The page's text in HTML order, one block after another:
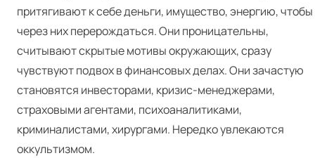
притягивают к себе деньги, имущество, энергию, чтобы
через них перерождаться. Они проницательны,
считывают скрытые мотивы окружающих, сразу
чувствуют подвох в финансовых делах. Они зачастую
становятся инвесторами, кризис-менеджерами,
страховыми агентами, психоаналитиками,
криминалистами, хирургами. Нередко увлекаются
оккультизмом.